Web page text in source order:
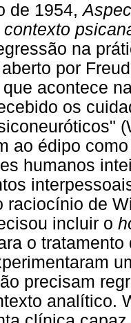
de 1954,
na
por
acontece
os
ao édipo
humanos
raciocínio de
incluir o
o
precisam
analítico.